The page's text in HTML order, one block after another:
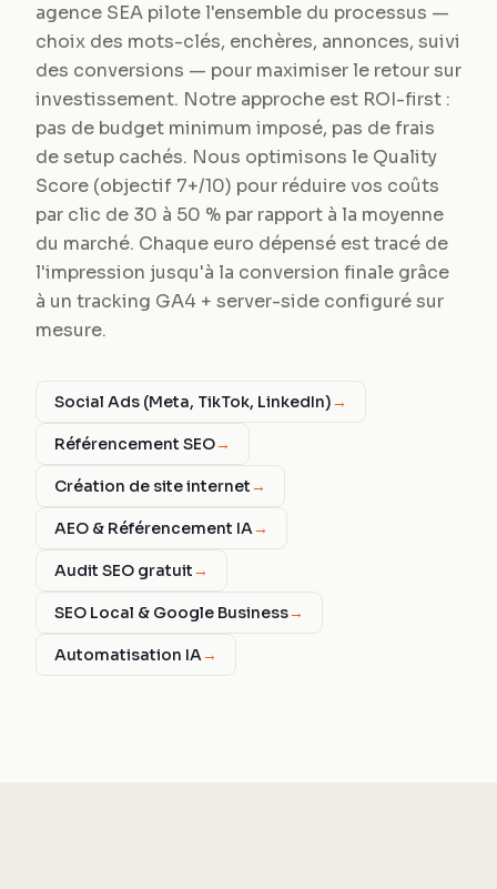
agence SEA pilote l'ensemble du processus —
choix des mots-clés, enchères, annonces, suivi
des conversions — pour maximiser le retour sur
investissement. Notre approche est ROI-first :
pas de budget minimum imposé, pas de frais
de setup cachés. Nous optimisons le Quality
Score (objectif 7+/10) pour réduire vos coûts
par clic de 30 à 50 % par rapport à la moyenne
du marché. Chaque euro dépensé est tracé de
l'impression jusqu'à la conversion finale grâce
à un tracking GA4 + server-side configuré sur
mesure.
Social Ads (Meta, TikTok, LinkedIn)→
Référencement SEO→
Création de site internet→
AEO & Référencement IA→
Audit SEO gratuit→
SEO Local & Google Business→
Automatisation IA→